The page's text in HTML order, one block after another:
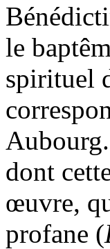
le
spirituel
dont
œuvre,
profane (